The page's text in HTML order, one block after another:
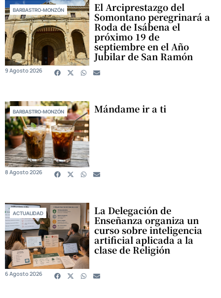
BARBASTRO-MONZÓN El Arciprestazgo del
Somontano peregrinará a
Roda de Isábena el
próximo 19 de
septiembre en el Año
Jubilar de San Ramón
9 Agosto 2026
BARBASTRO-MONZÓN Mándame ir a ti
8 Agosto 2026
ACTUALIDAD La Delegación de
Enseñanza organiza un
curso sobre inteligencia
artificial aplicada a la
clase de Religión
6 Agosto 2026